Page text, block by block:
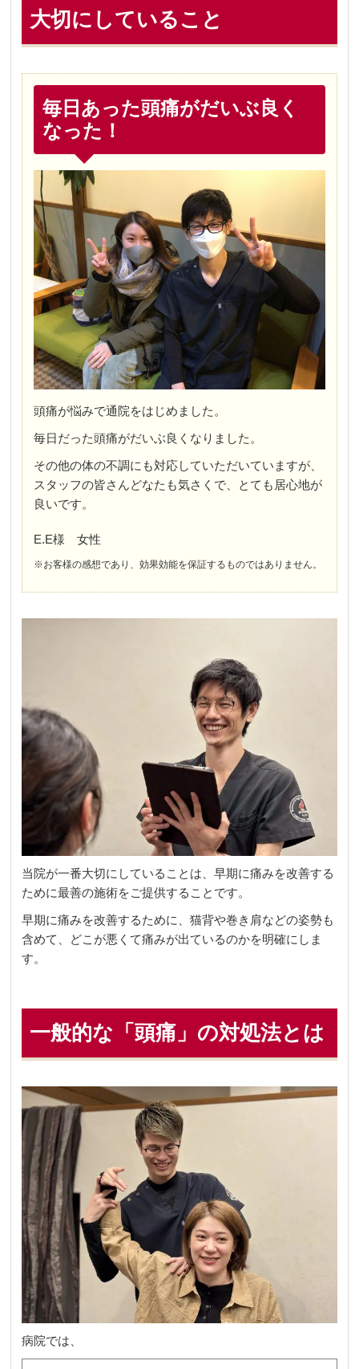
大切にしていること
毎日あった頭痛がだいぶ良く
なった！
頭痛が悩みで通院をはじめました。
毎日だった頭痛がだいぶ良くなりました。
その他の体の不調にも対応していただいていますが、
スタッフの皆さんどなたも気さくで、とても居心地が
良いです。
E.E様 女性
※お客様の感想であり、効果効能を保証するものではありません。
当院が一番大切にしていることは、早期に痛みを改善する
ために最善の施術をご提供することです。
早期に痛みを改善するために、猫背や巻き肩などの姿勢も
含めて、どこが悪くて痛みが出ているのかを明確にしま
す。
一般的な「頭痛」の対処法とは
病院では、